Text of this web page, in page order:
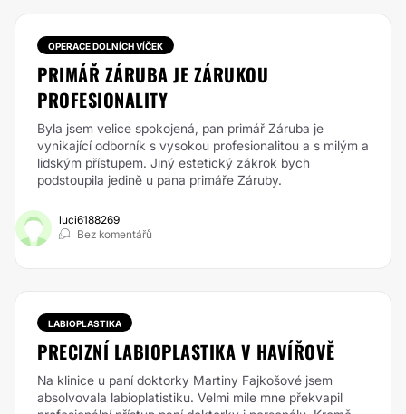
OPERACE DOLNÍCH VÍČEK
PRIMÁŘ ZÁRUBA JE ZÁRUKOU
PROFESIONALITY
Byla jsem velice spokojená, pan primář Záruba je
vynikající odborník s vysokou profesionalitou a s milým a
lidským přístupem. Jiný estetický zákrok bych
podstoupila jedině u pana primáře Záruby.
luci6188269
Bez komentářů
LABIOPLASTIKA
PRECIZNÍ LABIOPLASTIKA V HAVÍŘOVĚ
Na klinice u paní doktorky Martiny Fajkošové jsem
absolvovala labioplatistiku. Velmi mile mne překvapil